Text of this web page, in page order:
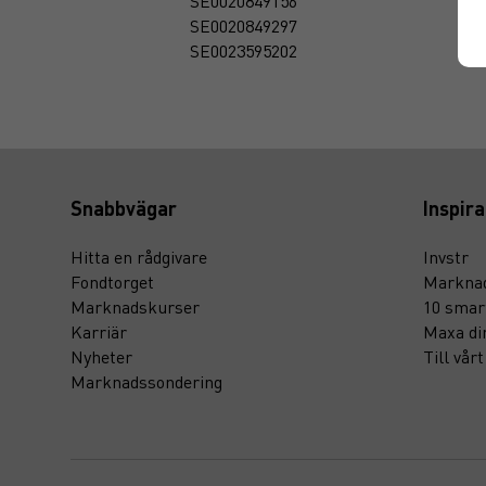
SE0020849297
SE0023595202
Snabbvägar
Hitta en rådgivare
Fondtorget
Marknadskurser
Karriär
Nyheter
Marknadssondering
Invstr
10
Maxa
Till